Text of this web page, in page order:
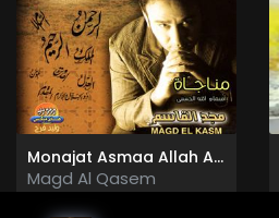
Monajat Asmaa Allah Al Hosna
Magd Al Qasem
2010